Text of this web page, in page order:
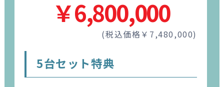
￥6,800,000
(税込価格￥7,480,000)
5台セット特典